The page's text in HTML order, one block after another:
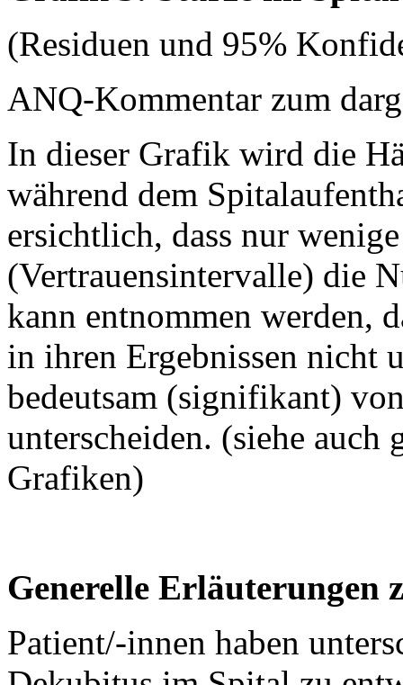
(Residuen und 95%
ANQ-Kommentar zum
In dieser Grafik wird die
während dem
ersichtlich, dass nur
(Vertrauensintervalle) die
kann entnommen werden,
in ihren Ergebnissen nicht
bedeutsam (signifikant)
unterscheiden. (siehe auch
Grafiken)
Generelle Erläuterungen
Patient/-innen haben